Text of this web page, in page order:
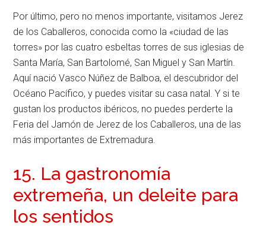
Por último, pero no menos importante, visitamos Jerez
de los Caballeros, conocida como la «ciudad de las
torres» por las cuatro esbeltas torres de sus iglesias de
Santa María, San Bartolomé, San Miguel y San Martín.
Aquí nació Vasco Núñez de Balboa, el descubridor del
Océano Pacífico, y puedes visitar su casa natal. Y si te
gustan los productos ibéricos, no puedes perderte la
Feria del Jamón de Jerez de los Caballeros, una de las
más importantes de Extremadura.
15. La gastronomía
extremeña, un deleite para
los sentidos